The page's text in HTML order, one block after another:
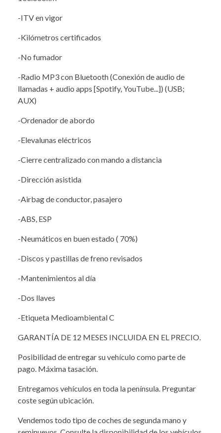
-ITV en vigor
-Kilómetros certificados
-No fumador
-Radio MP3 con Bluetooth (Conexión de audio de
llamadas + audio apps [Spotify, YouTube...]) (USB;
AUX)
-Ordenador de abordo
-Elevalunas eléctricos
-Cierre centralizado con mando a distancia
-Dirección asistida
-Airbag de conductor, pasajero
-ABS, ESP
-Neumáticos en buen estado ( 70%)
-Discos y pastillas de freno revisados
-Mantenimientos al día
-Dos llaves
-Etiqueta Medioambiental C
GARANTÍA DE 12 MESES INCLUIDA EN EL PRECIO.
Posibilidad de entregar su vehículo como parte de
pago. Máxima tasación.
Entregamos vehículos en toda la península. Preguntar
coste según ubicación.
Vendemos todo tipo de coches de segunda mano y